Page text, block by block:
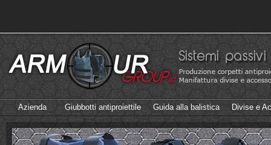
Azienda Giubbotti antiproiettile Guida alla balistica Divise e